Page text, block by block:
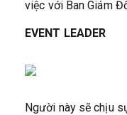
việc với Ban Giám
EVENT LEADER
Người này sẽ chịu